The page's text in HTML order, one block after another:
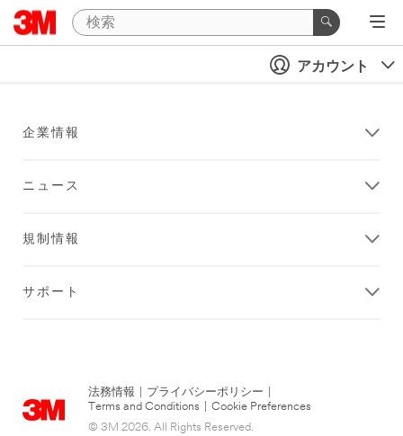
アカウント
企業情報
ニュース
規制情報
サポート
法務情報 プライバシーポリシー
Terms and Conditions
Cookie Preferences
© 3M 2026. All Rights Reserved.